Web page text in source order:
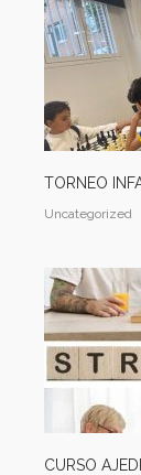
TORNEO
Uncategorized
CURSO